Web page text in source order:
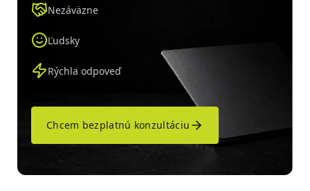
Nezáväzne
Ľudsky
Rýchla odpoveď
Chcem bezplatnú konzultáciu